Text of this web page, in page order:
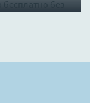
без